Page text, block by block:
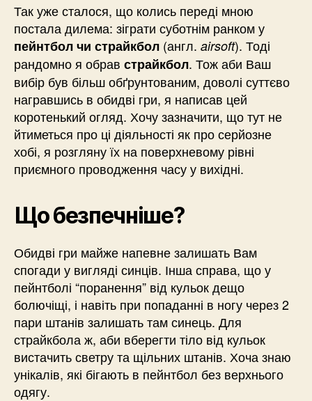
Так уже сталося, що колись переді мною
постала дилема: зіграти суботнім ранком у
пейнтбол чи страйкбол (англ. airsoft). Тоді
рандомно я обрав страйкбол. Тож аби Ваш
вибір був більш обґрунтованим, доволі суттєво
награвшись в обидві гри, я написав цей
коротенький огляд. Хочу зазначити, що тут не
йтиметься про ці діяльності як про серйозне
хобі, я розгляну їх на поверхневому рівні
приємного проводження часу у вихідні.
Що безпечніше?
Обидві гри майже напевне залишать Вам
спогади у вигляді синців. Інша справа, що у
пейнтболі “поранення” від кульок дещо
болючіщі, і навіть при попаданні в ногу через 2
пари штанів залишать там синець. Для
страйкбола ж, аби вберегти тіло від кульок
вистачить светру та щільних штанів. Хоча знаю
унікалів, які бігають в пейнтбол без верхнього
одягу.